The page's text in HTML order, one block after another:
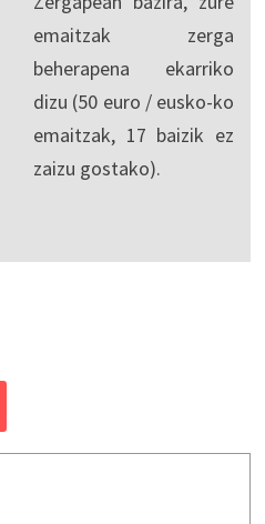
emaitzak zerga
beherapena ekarriko
dizu (50 euro / eusko-ko
emaitzak, 17 baizik ez
zaizu gostako).